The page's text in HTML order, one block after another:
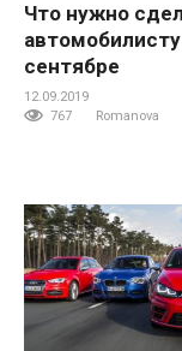
Что нужно
сентябре
12.09.2019
767
Romanova